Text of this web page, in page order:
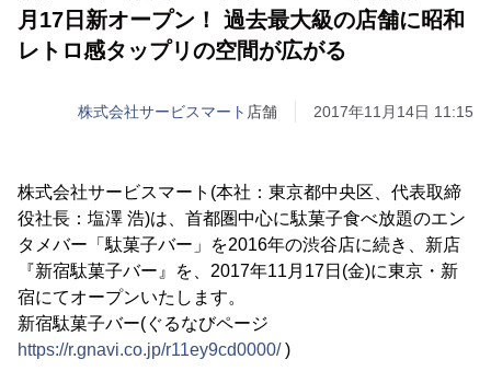
月17日新オープン！ 過去最大級の店舗に昭和
レトロ感タップリの空間が広がる
株式会社サービスマート 店舗 2017年11月14日 11:15
株式会社サービスマート(本社：東京都中央区、代表取締
役社長：塩澤 浩)は、首都圏中心に駄菓子食べ放題のエン
タメバー「駄菓子バー」を2016年の渋谷店に続き、新店
『新宿駄菓子バー』を、2017年11月17日(金)に東京・新
宿にてオープンいたします。
新宿駄菓子バー(ぐるなびページ
https://r.gnavi.co.jp/r11ey9cd0000/)